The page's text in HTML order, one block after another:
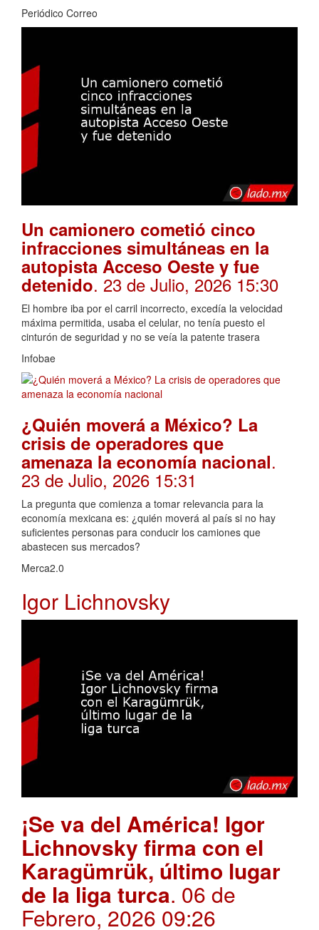
Periódico Correo
Un camionero cometió cinco
infracciones simultáneas en la
autopista Acceso Oeste y fue
detenido. 23 de Julio, 2026 15:30
El hombre iba por el carril incorrecto, excedía la velocidad
máxima permitida, usaba el celular, no tenía puesto el
cinturón de seguridad y no se veía la patente trasera
Infobae
¿Quién moverá a México? La
crisis de operadores que
amenaza la economía nacional.
23 de Julio, 2026 15:31
La pregunta que comienza a tomar relevancia para la
economía mexicana es: ¿quién moverá al país si no hay
suficientes personas para conducir los camiones que
abastecen sus mercados?
Merca2.0
Igor Lichnovsky
¡Se va del América! Igor
Lichnovsky firma con el
Karagümrük, último lugar
de la liga turca. 06 de
Febrero, 2026 09:26